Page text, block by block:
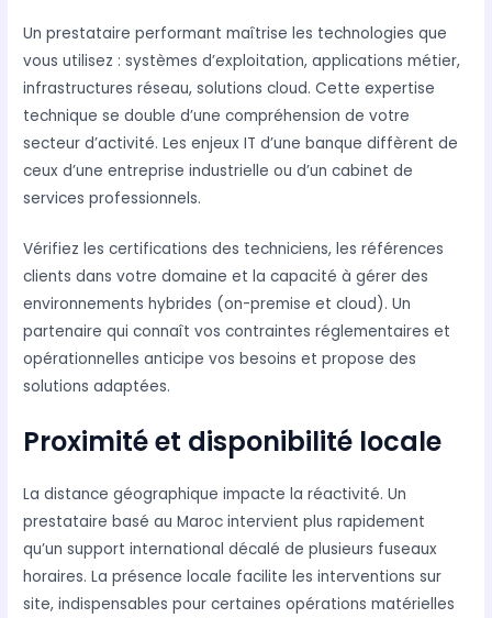
Un prestataire performant maîtrise les technologies que
vous utilisez : systèmes d’exploitation, applications métier,
infrastructures réseau, solutions cloud. Cette expertise
technique se double d’une compréhension de votre
secteur d’activité. Les enjeux IT d’une banque diffèrent de
ceux d’une entreprise industrielle ou d’un cabinet de
services professionnels.
Vérifiez les certifications des techniciens, les références
clients dans votre domaine et la capacité à gérer des
environnements hybrides (on-premise et cloud). Un
partenaire qui connaît vos contraintes réglementaires et
opérationnelles anticipe vos besoins et propose des
solutions adaptées.
Proximité et disponibilité locale
La distance géographique impacte la réactivité. Un
prestataire basé au Maroc intervient plus rapidement
qu’un support international décalé de plusieurs fuseaux
horaires. La présence locale facilite les interventions sur
site, indispensables pour certaines opérations matérielles